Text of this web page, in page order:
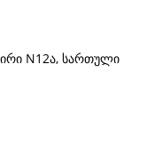
N12ა, სართული